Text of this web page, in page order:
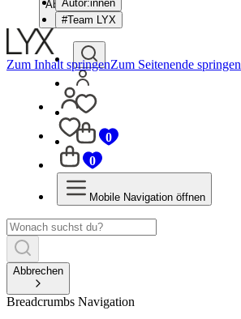
Autor:innen
#Team LYX
0
Abbrechen
Zum Inhalt springenZum Seitenende springen
0
Mobile Navigation öffnen
Abbrechen
Breadcrumbs Navigation